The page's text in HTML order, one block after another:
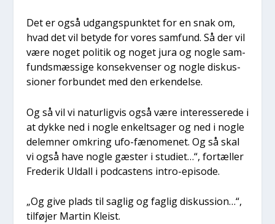
Det er også udgangs­punk­tet for en snak om,
hvad det vil bety­de for vores sam­fund. Så der vil
være noget poli­tik og noget jura og nog­le sam­
funds­mæs­si­ge kon­se­kven­ser og nog­le dis­kus­
sio­ner for­bun­det med den erken­del­se.
Og så vil vi natur­lig­vis også være inter­es­se­re­de i
at dyk­ke ned i nog­le enkeltsa­ger og ned i nog­le
delem­ner omkring ufo-fæno­me­net. Og så skal
vi også have nog­le gæster i stu­di­et…“, for­tæl­ler
Fre­de­rik Uldall i podca­stens intro-epi­so­de.
„Og give plads til sag­lig og fag­lig dis­kus­sion…“,
til­fø­jer Mar­tin Klei­st.